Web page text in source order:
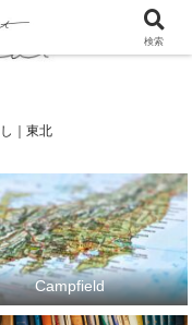
｜東北
Campfield
検索